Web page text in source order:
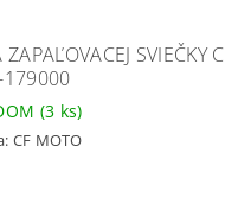
ZAPAĽOVACEJ
179000
(3 ks)
CF MOTO